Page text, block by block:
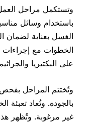
وتستكمل مراحل العمل
باستخدام وسائل
الغسل بعناية لضمان
الخطوات مع إجراءات
على البكتيريا والجراثيم
وتُختتم المراحل بفحص
بالجودة. وتُعاد تعبئة
غير مرغوبة. وتُظهر هذه